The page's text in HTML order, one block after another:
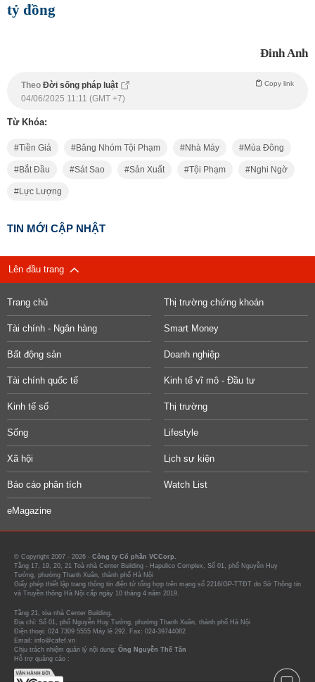
tỷ đồng
Đinh Anh
Theo Đời sống pháp luật Copy link
04/06/2025 11:11 (GMT +7)
Từ Khóa:
Tiền Giả Băng Nhóm Tội Phạm Nhà Máy Mùa Đông
Bắt Đầu Sát Sao Sản Xuất Tội Phạm Nghi Ngờ
Lực Lượng
TIN MỚI CẬP NHẬT
Lên đầu trang
Trang chủ Thị trường chứng khoán
Tài chính - Ngân hàng Smart Money
Bất động sản Doanh nghiệp
Tài chính quốc tế Kinh tế vĩ mô - Đầu tư
Kinh tế số Thị trường
Sống Lifestyle
Xã hội Lịch sự kiện
Báo cáo phân tích Watch List
eMagazine
© Copyright 2007 - 2026 - Công ty Cổ phần VCCorp.
Tầng 17, 19, 20, 21 Toà nhà Center Building - Hapulico Complex, Số 01, phố Nguyễn Huy
Tưởng, phường Thanh Xuân, thành phố Hà Nội
Giấy phép thiết lập trang thông tin điện tử tổng hợp trên mạng số 2216/GP-TTĐT do Sở Thông tin
và Truyền thông Hà Nội cấp ngày 10 tháng 4 năm 2019.
Tầng 21, tòa nhà Center Building.
Địa chỉ: Số 01, phố Nguyễn Huy Tưởng, phường Thanh Xuân, thành phố Hà Nội
Điện thoại: 024 7309 5555 Máy lẻ 292. Fax: 024-39744082
Email: info@cafef.vn
Chịu trách nhiệm quản lý nội dung: Ông Nguyễn Thế Tân
Hỗ trợ quảng cáo :